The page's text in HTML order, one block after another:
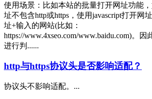
使用场景：比如本站的批量打开网址功能
址不包含http或https，使用javascript打开网
址+输入的网站(比如：
https://www.4xseo.com/www.baidu.com)。
进行判......
http与https协议头是否影响适配？
协议头不影响适配。...